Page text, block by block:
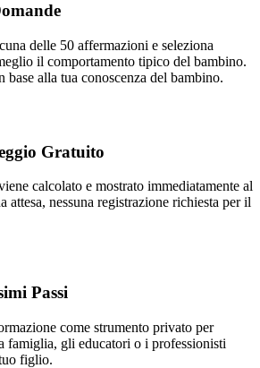
delle 50 affermazioni e seleziona
il comportamento tipico del bambino.
base alla tua conoscenza del bambino.
Gratuito
calcolato e mostrato immediatamente al
attesa, nessuna registrazione richiesta per il
Passi
come strumento privato per
famiglia, gli educatori o i professionisti
figlio.